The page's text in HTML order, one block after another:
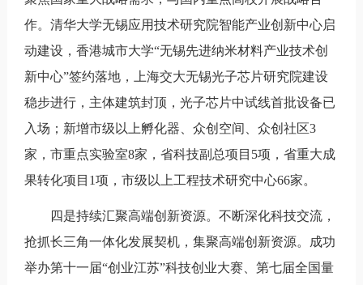
作。清华大学无锡应用技术研究院智能产业创新中心启
动建设，香港城市大学“无锡先进纳米材料产业技术创
新中心”签约落地，上海交大无锡光子芯片研究院建设
稳步进行，主体建筑封顶，光子芯片中试线首批设备已
入场；新增市级以上孵化器、众创空间、众创社区3
家，市重点实验室8家，省科技副总项目5项，省重大成
果转化项目1项，市级以上工程技术研究中心66家。
四是持续汇聚高端创新资源。不断深化科技交流，
抢抓长三角一体化发展契机，集聚高端创新资源。成功
举办第十一届“创业江苏”科技创业大赛、第七届全国量